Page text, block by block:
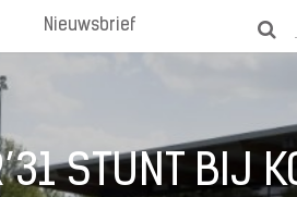
Nieuwsbrief
STUNT BIJ